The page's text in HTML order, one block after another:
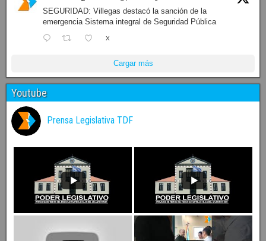
SEGURIDAD: Villegas destacó la sanción de la
emergencia Sistema integral de Seguridad Pública
X
Cargar más
Youtube
Prensa Legislativa TDF